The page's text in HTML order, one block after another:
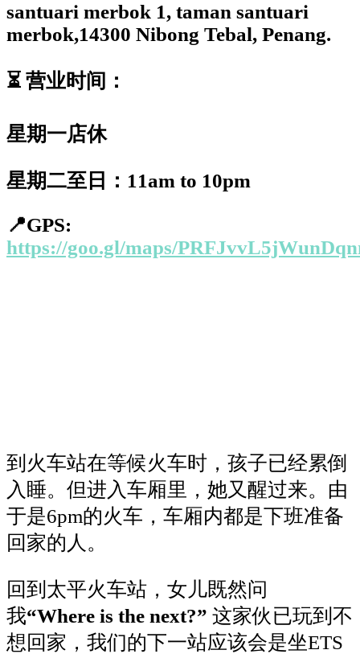
santuari merbok 1, taman santuari
merbok,14300 Nibong Tebal, Penang.
⏳ 营业时间：
星期一店休
星期二至日： 11am to 10pm
📍GPS:
https://goo.gl/maps/
到火车站在等候火车时，孩子已经累倒
入睡。但进入车厢里，她又醒过来。由
于是6pm的火车，车厢内都是下班准备
回家的人。
回到太平火车站，女儿既然问
我“Where is the next?” 这家伙已玩到不
想回家，我们的下一站应该会是坐ETS